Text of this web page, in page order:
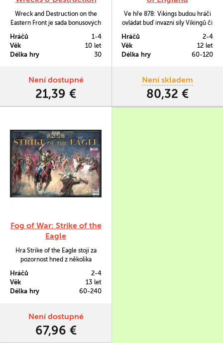
Wreck and Destruction on the
Eastern Front je sada bonusových
Heroes s volitelnými pravidly,
které se zabývají troskami
vozidel, artilérií, zborcenými
Hráčů
1-4
Věk
10 let
Délka hry
30
Není dostupné
21,39 €
Ve hře 878: Vikings budou hráči
ovládat buď invazní síly Vikingů či
postaví za Vikingy budou mít k
dispozici agresivní Nordy a
neohrožené Berserkery. Hráči za
královské jednotky Housecarlů,
lokální šlechtu Thegnů a to
společně se…
Hráčů
2-4
Věk
12 let
Délka hry
60-120
Není skladem
80,32 €
Fog of War: Strike of the
Eagle
Hra Strike of the Eagle stojí za
pozornost hned z několika
známý konflikt Sovětského svazu
a Polska po 1. světové válce, svým
"blokovým" herním
pro 4 hráče a překrásným
zpracováním vás dostane.
Hráčů
2-4
Věk
13 let
Délka hry
60-240
Není dostupné
67,96 €